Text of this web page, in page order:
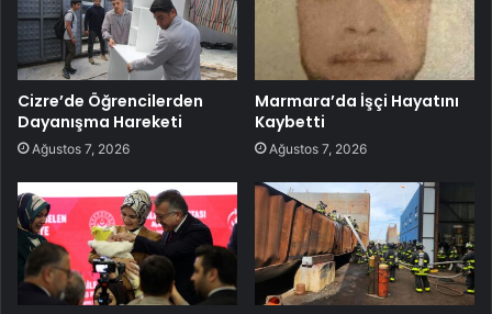
Cizre’de Öğrencilerden
Dayanışma Hareketi
Ağustos 7, 2026
Marmara’da İşçi Hayatını
Kaybetti
Ağustos 7, 2026